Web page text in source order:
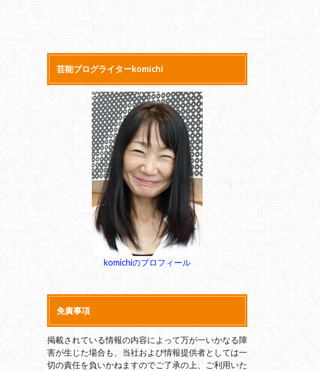
芸能ブログライターkomichi
komichiのプロフィール
免責事項
掲載されている情報の内容によって万が一いかなる障
害が生じた場合も、当社および情報提供者としては一
切の責任を負いかねますのでご了承の上、ご利用いた